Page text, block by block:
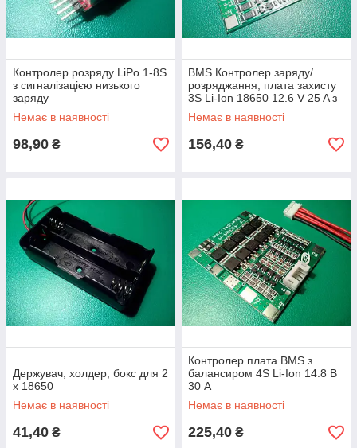
Контролер розряду LiPo 1-8S
з сигналізацією низького
заряду
Немає в наявності
98,90 ₴
BMS Контролер заряду/
розряджання, плата захисту
3S Li-Ion 18650 12.6 V 25 A з
балансиром
Немає в наявності
156,40 ₴
Держувач, холдер, бокс для 2
х 18650
Немає в наявності
41,40 ₴
Контролер плата BMS з
балансиром 4S Li-Ion 14.8 В
30 A
Немає в наявності
225,40 ₴